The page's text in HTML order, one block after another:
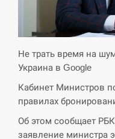
СЕРПЕНЬ
14:53
Экс-послу в
подозрение и
СЕРПЕНЬ
14:40
У Росії
Не трать время на
Украина в Google
Кабинет Министров
правилах
Об этом сообщает
заявление министра